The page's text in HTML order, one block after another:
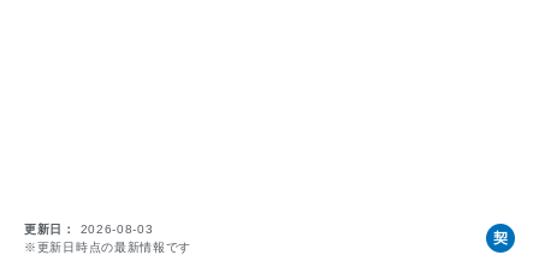
更新日
2026-08-03
※更新日時点の最新情報です
契